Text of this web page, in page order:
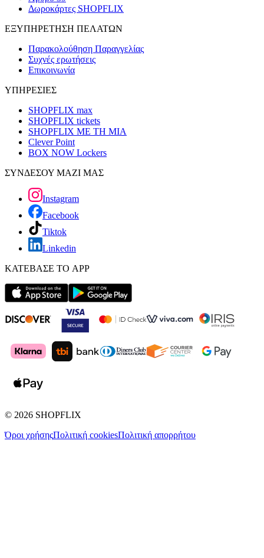
Δωροκάρτες SHOPFLIX
ΕΞΥΠΗΡΕΤΗΣΗ ΠΕΛΑΤΩΝ
Παρακολούθηση Παραγγελίας
Συχνές ερωτήσεις
Επικοινωνία
ΥΠΗΡΕΣΙΕΣ
SHOPFLIX max
SHOPFLIX tickets
SHOPFLIX ΜΕ ΤΗ ΜΙΑ
Clever Point
BOX NOW Lockers
ΣΥΝΔΕΣΟΥ ΜΑΖΙ ΜΑΣ
Instagram
Facebook
Tiktok
Linkedin
ΚΑΤΕΒΑΣΕ ΤΟ APP
© 2026 SHOPFLIX
Όροι χρήσηςΠολιτική cookiesΠολιτική απορρήτου